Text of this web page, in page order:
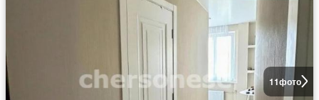
11фото